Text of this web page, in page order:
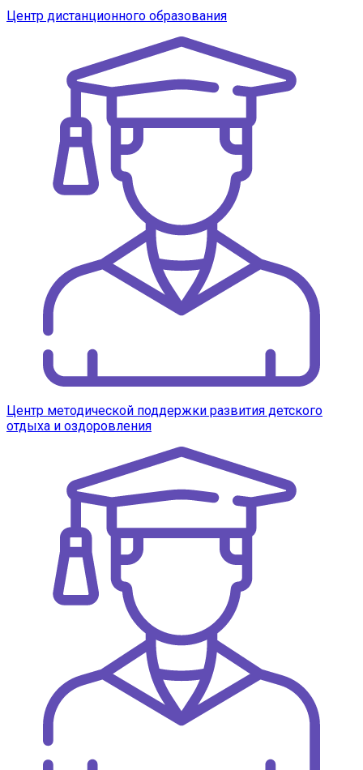
Центр дистанционного образования
Центр методической поддержки развития детского
отдыха и оздоровления